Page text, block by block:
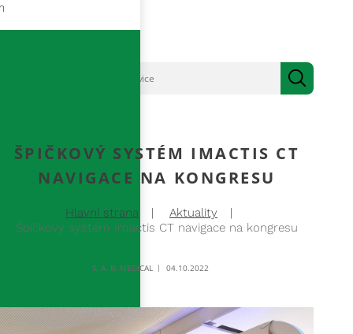
ŠPIČKOVÝ SYSTÉM IMACTIS CT
NAVIGACE NA KONGRESU
Hlavní strana
Aktuality
Špičkový systém Imactis CT navigace na kongresu
S. A. B. MEDICAL 04.10.2022